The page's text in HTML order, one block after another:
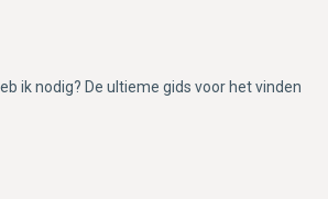
ik nodig? De ultieme gids voor het vinden